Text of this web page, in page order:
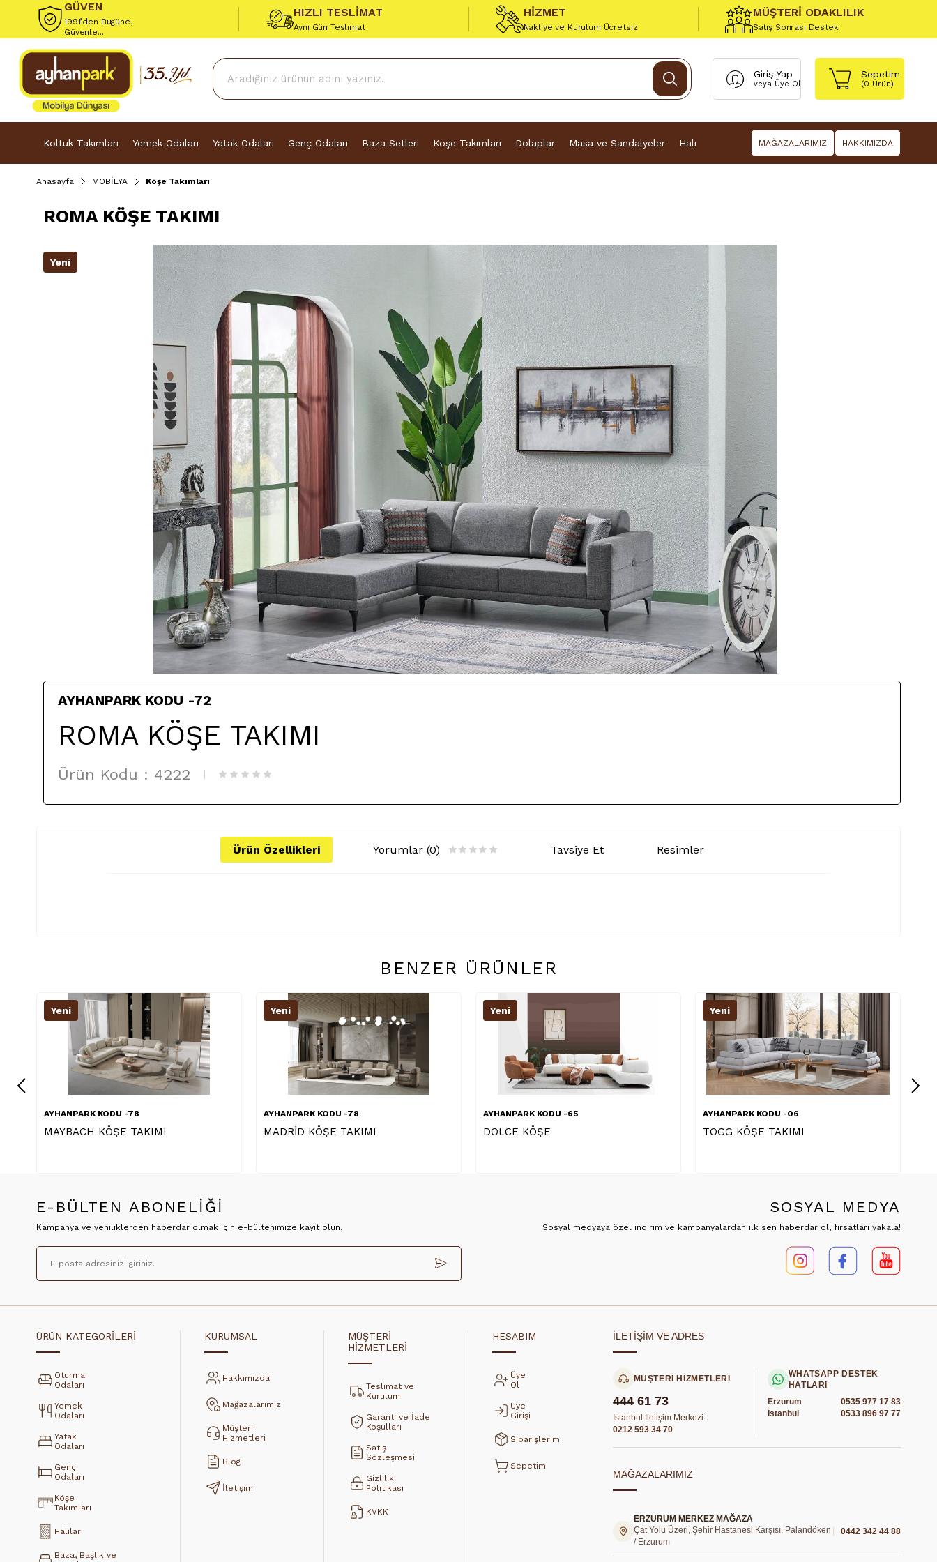
GÜVEN
1991’den Bugüne,
Güvenle...
HIZLI TESLİMAT
Aynı Gün Teslimat
HİZMET
Nakliye ve Kurulum Ücretsiz
MÜŞTERİ ODAKLILIK
Satış Sonrası Destek
Giriş Yap
veya Üye Ol
Sepetim
(0 Ürün)
Koltuk Takımları Yemek Odaları Yatak Odaları Genç Odaları Baza Setleri Köşe Takımları Dolaplar Masa ve Sandalyeler Halı MAĞAZALARIMIZ HAKKIMIZDA
Anasayfa MOBİLYA Köşe Takımları
ROMA KÖŞE TAKIMI
Yeni
AYHANPARK KODU -72
ROMA KÖŞE TAKIMI
Ürün Kodu : 4222
Ürün Özellikleri Yorumlar (0) Tavsiye Et Resimler
BENZER ÜRÜNLER
Yeni
AYHANPARK KODU -78
MADRİD KÖŞE TAKIMI
Yeni
AYHANPARK KODU -65
DOLCE KÖŞE
Yeni
AYHANPARK KODU -06
TOGG KÖŞE TAKIMI
Yeni
AYHANPARK KODU -23
HARRAN KÖŞE TAKIMI
E-BÜLTEN ABONELİĞİ
Kampanya ve yeniliklerden haberdar olmak için e-bültenimize kayıt olun.
SOSYAL MEDYA
Sosyal medyaya özel indirim ve kampanyalardan ilk sen haberdar ol, fırsatları yakala!
ÜRÜN KATEGORİLERİ
Oturma
Odaları
Yemek
Odaları
Yatak
Odaları
Genç
Odaları
Köşe
Takımları
Halılar
Baza, Başlık ve
KURUMSAL
Hakkımızda
Mağazalarımız
Müşteri
Hizmetleri
Blog
İletişim
MÜŞTERİ
HİZMETLERİ
Teslimat ve
Kurulum
Garanti ve İade
Koşulları
Satış
Sözleşmesi
Gizlilik
Politikası
KVKK
HESABIM
Üye
Ol
Üye
Girişi
Siparişlerim
Sepetim
İLETİŞİM VE ADRES
MÜŞTERİ HİZMETLERİ
444 61 73
İstanbul İletişim Merkezi:
0212 593 34 70
WHATSAPP DESTEK
HATLARI
Erzurum
0535 977 17 83
İstanbul
0533 896 97 77
MAĞAZALARIMIZ
ERZURUM MERKEZ MAĞAZA
Çat Yolu Üzeri, Şehir Hastanesi Karşısı, Palandöken
/ Erzurum
0442 342 44 88